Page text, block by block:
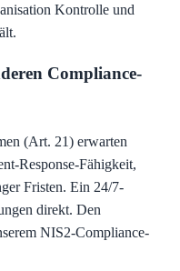
Kontrolle und
Compliance-
(Art. 21) erwarten
Response-Fähigkeit,
Fristen. Ein 24/7-
direkt. Den
NIS2-Compliance-